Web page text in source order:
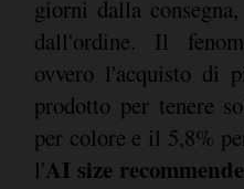
giorni dalla
dall'ordine. Il
ovvero l'acquisto di
prodotto per tenere
per colore e il 5,8%
l'AI size